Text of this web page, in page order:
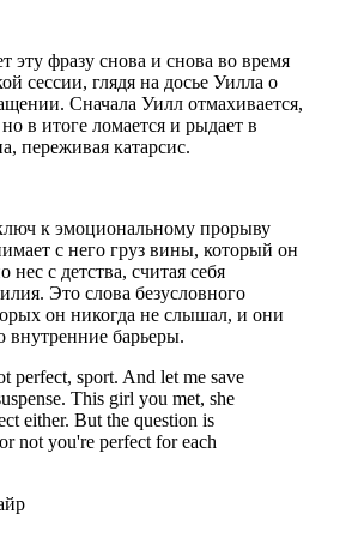
эту фразу снова и снова во время
сессии, глядя на досье Уилла о
Сначала Уилл отмахивается,
в итоге ломается и рыдает в
переживая катарсис.
к эмоциональному прорыву
с него груз вины, который он
нес с детства, считая себя
Это слова безусловного
он никогда не слышал, и они
внутренние барьеры.
perfect, sport. And let me save
This girl you met, she
either. But the question is
not you're perfect for each